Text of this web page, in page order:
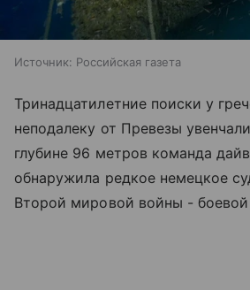
Источник: Российская газета
Тринадцатилетние поиски у
неподалеку от Превезы
глубине 96 метров команда
обнаружила редкое немецкое
Второй мировой войны - боевой